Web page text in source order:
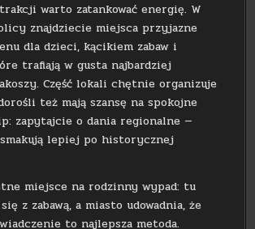
warto zatankować energię. W
znajdziecie miejsca przyjazne
dla dzieci, kącikiem zabaw i
trafiają w gusta najbardziej
Część lokali chętnie organizuje
też mają szansę na spokojne
zapytajcie o dania regionalne —
lepiej po historycznej
miejsce na rodzinny wypad: tu
z zabawą, a miasto udowadnia, że
to najlepsza metoda.